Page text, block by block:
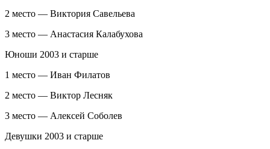
2 место — Виктория Савельева
3 место — Анастасия Калабухова
Юноши 2003 и старше
1 место — Иван Филатов
2 место — Виктор Лесняк
3 место — Алексей Соболев
Девушки 2003 и старше